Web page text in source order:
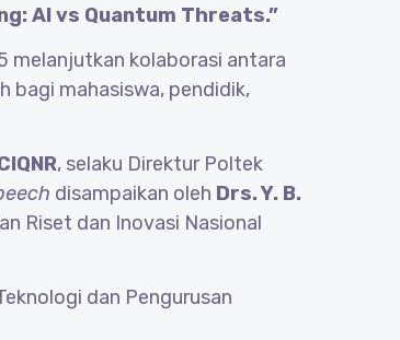
AI vs Quantum Threats.”
melanjutkan kolaborasi antara
bagi mahasiswa, pendidik,
, selaku Direktur Poltek
disampaikan oleh Drs. Y. B.
Riset dan Inovasi Nasional
dan Pengurusan